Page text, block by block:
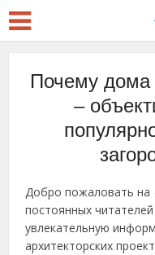
Почему дома
–
Добро пожаловать на
постоянных
увлекательную
архитекторских